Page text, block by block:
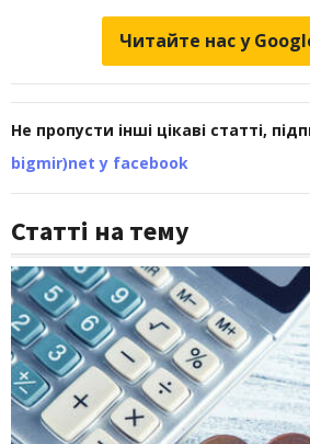
Читайте нас у
Не пропусти інші цікаві статті,
bigmir)net у facebook
Статті на тему